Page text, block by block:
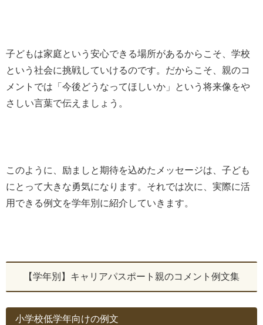
子どもは家庭という安心できる場所があるからこそ、学校
という社会に挑戦していけるのです。だからこそ、親のコ
メントでは「今後どうなってほしいか」という将来像をや
さしい言葉で伝えましょう。
このように、励ましと期待を込めたメッセージは、子ども
にとって大きな勇気になります。それでは次に、実際に活
用できる例文を学年別に紹介していきます。
【学年別】キャリアパスポート親のコメント例文集
小学校低学年向けの例文